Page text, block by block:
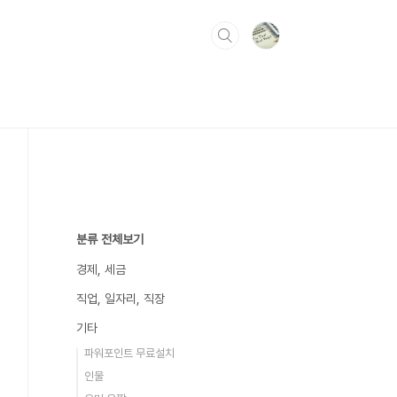
분류 전체보기
경제, 세금
직업, 일자리, 직장
기타
파워포인트 무료설치
인물